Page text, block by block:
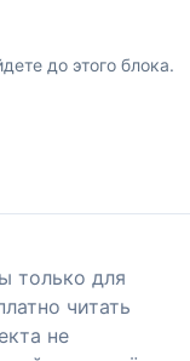
до этого блока.
только для
читать
не